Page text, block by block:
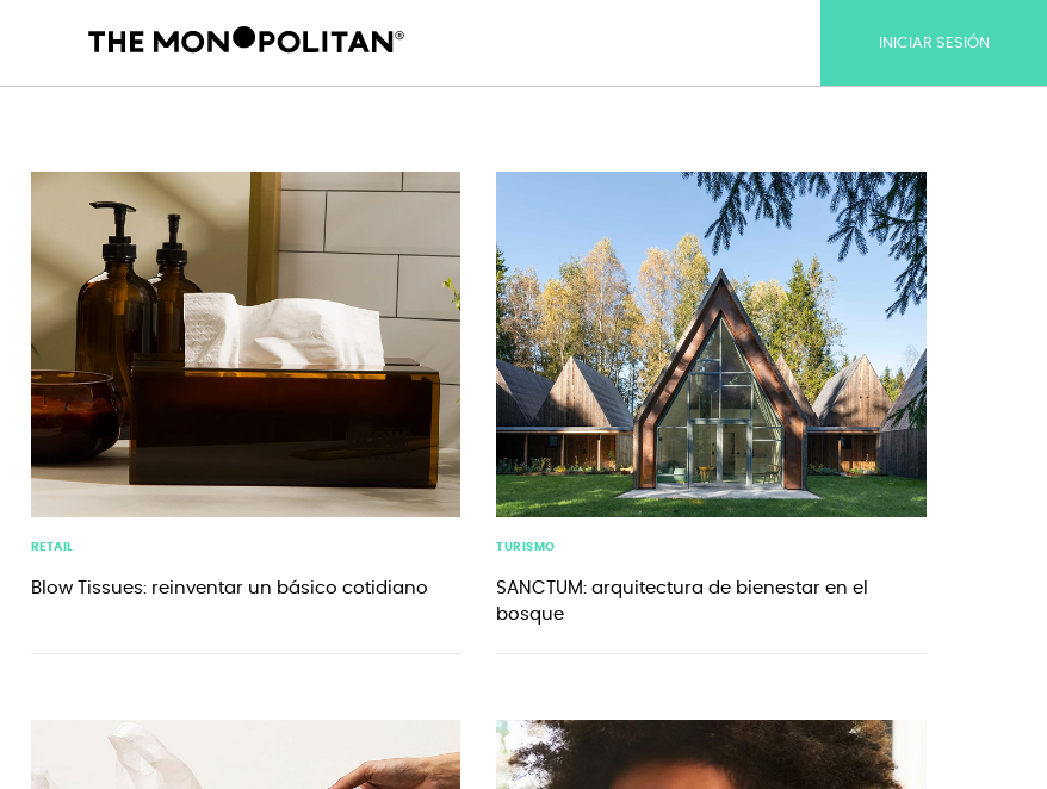
INICIAR SESIÓN
RETAIL
Blow Tissues: reinventar un básico cotidiano
TURISMO
SANCTUM: arquitectura de bienestar en el
bosque